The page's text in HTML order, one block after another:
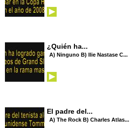
¿Quién ha...
A) Ninguno B) Ilie Nastase C...
El padre del...
A) The Rock B) Charles Atlas...